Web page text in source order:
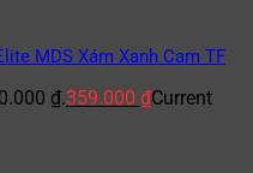
MDS Xám Xanh Cam TF
₫.359.000 ₫Current